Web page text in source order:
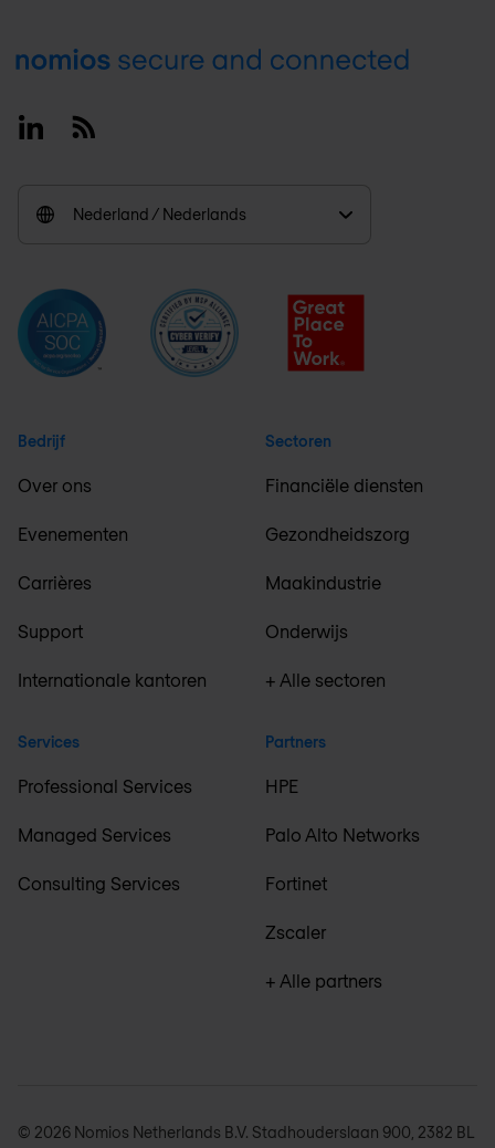
Footer
LinkedinRSS
Nederland / Nederlands
Bedrijf
Over ons
Evenementen
Carrières
Support
Internationale kantoren
Services
Professional Services
Managed Services
Consulting Services
Sectoren
Financiële diensten
Gezondheidszorg
Maakindustrie
Onderwijs
+ Alle sectoren
Partners
HPE
Palo Alto Networks
Fortinet
Zscaler
+ Alle partners
© 2026 Nomios Netherlands B.V. Stadhouderslaan 900, 2382 BL